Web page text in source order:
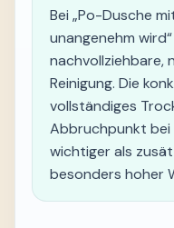
Bei „Po-Dusche
unangenehm
nachvollziehbare,
Reinigung. Die
vollständiges
Abbruchpunkt bei
wichtiger als
besonders hoher